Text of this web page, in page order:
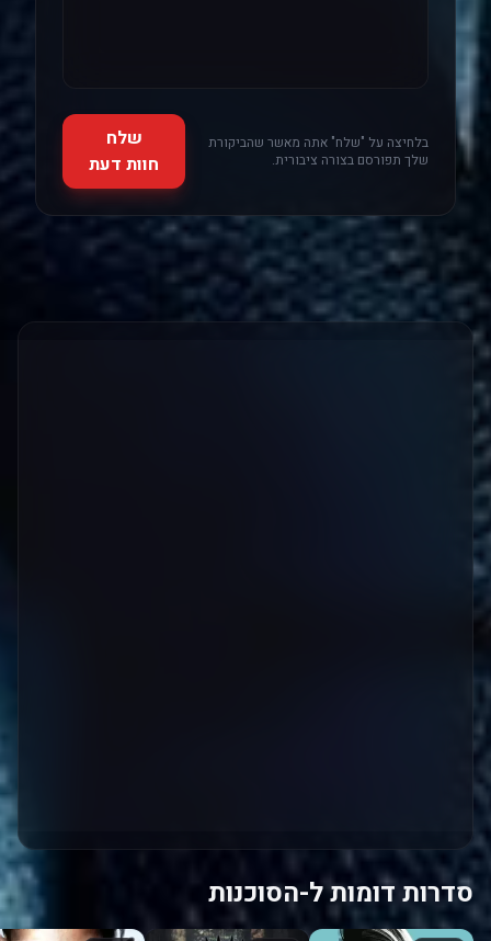
בלחיצה על "שלח" אתה מאשר שהביקורת
שלך תפורסם בצורה ציבורית.
שלח
חוות דעת
סדרות דומות ל-הסוכנות